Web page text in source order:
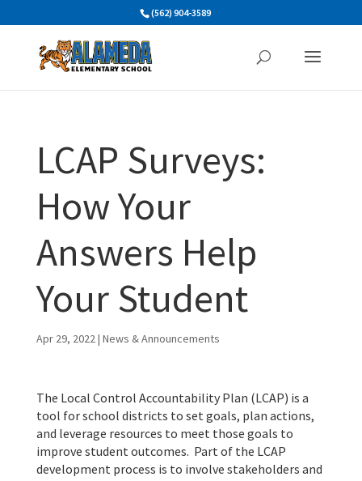
to
(562) 904-3589
LCAP Surveys:
How Your
Answers Help
Your Student
Apr 29, 2022| News & Announcements
The Local Control Accountability Plan (LCAP) is a
tool for school districts to set goals, plan actions,
and leverage resources to meet those goals to
improve student outcomes. Part of the LCAP
development process is to involve stakeholders and